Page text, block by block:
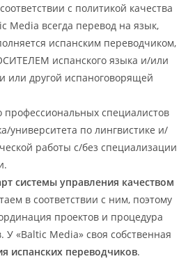
с политикой качества
Media всегда перевод на язык,
испанским переводчиком,
испанского языка и/или
или другой испаноговорящей
специалистов
университета по лингвистике и/
работы с/без специализации
системы управления качеством
в соответствии с ним, поэтому
проектов и процедура
«Baltic Media» своя собственная
испанских переводчиков.